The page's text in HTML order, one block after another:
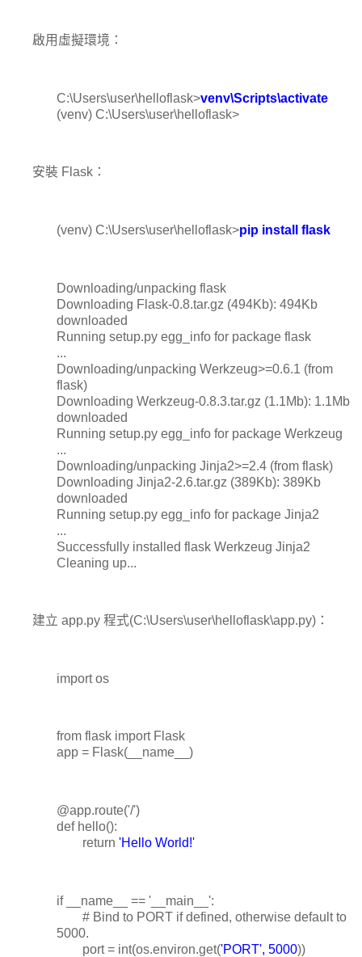
啟用虛擬環境：
C:\Users\user\helloflask>venv\Scripts\activate
(venv) C:\Users\user\helloflask>
安裝 Flask：
(venv) C:\Users\user\helloflask>pip install flask
Downloading/unpacking flask
Downloading Flask-0.8.tar.gz (494Kb): 494Kb
downloaded
Running setup.py egg_info for package flask
...
Downloading/unpacking Werkzeug>=0.6.1 (from
flask)
Downloading Werkzeug-0.8.3.tar.gz (1.1Mb): 1.1Mb
downloaded
Running setup.py egg_info for package Werkzeug
...
Downloading/unpacking Jinja2>=2.4 (from flask)
Downloading Jinja2-2.6.tar.gz (389Kb): 389Kb
downloaded
Running setup.py egg_info for package Jinja2
...
Successfully installed flask Werkzeug Jinja2
Cleaning up...
建立 app.py 程式(C:\Users\user\helloflask\app.py)：
import os
from flask import Flask
app = Flask(__name__)
@app.route('/')
def hello():
return 'Hello World!'
if __name__ == '__main__':
# Bind to PORT if defined, otherwise default to
5000.
port = int(os.environ.get('PORT', 5000))